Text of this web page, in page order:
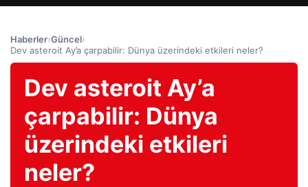
Haberler›Güncel›
Dev asteroit Ay’a çarpabilir: Dünya üzerindeki etkileri neler?
Dev asteroit Ay’a
çarpabilir: Dünya
üzerindeki etkileri
neler?